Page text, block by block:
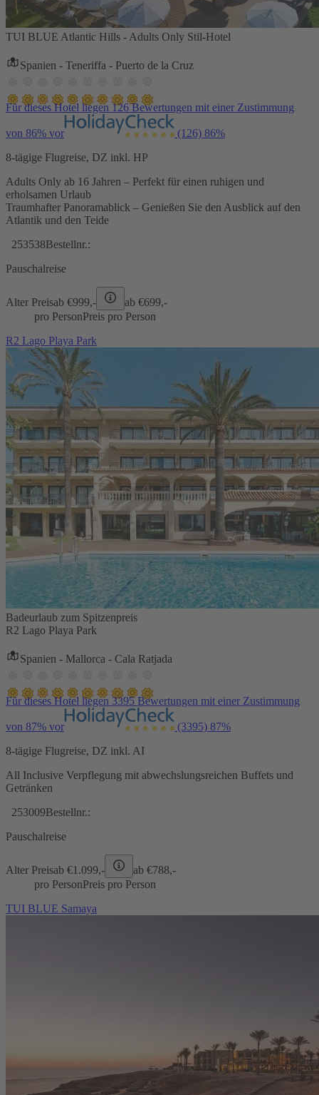
TUI BLUE Atlantic Hills - Adults Only Stil-Hotel
Spanien - Teneriffa - Puerto de la Cruz
Für dieses Hotel liegen 126 Bewertungen mit einer Zustimmung
von 86% vor (126) 86%
8-tägige Flugreise, DZ inkl. HP
Adults Only ab 16 Jahren – Perfekt für einen ruhigen und
erholsamen Urlaub
Traumhafter Panoramablick – Genießen Sie den Ausblick auf den
Atlantik und den Teide
253538Bestellnr.:
Pauschalreise
Alter Preisab €999,- ab €699,-
pro PersonPreis pro Person
R2 Lago Playa Park
Badeurlaub zum Spitzenpreis
R2 Lago Playa Park
Spanien - Mallorca - Cala Ratjada
Für dieses Hotel liegen 3395 Bewertungen mit einer Zustimmung
von 87% vor (3395) 87%
8-tägige Flugreise, DZ inkl. AI
All Inclusive Verpflegung mit abwechslungsreichen Buffets und
Getränken
253009Bestellnr.:
Pauschalreise
Alter Preisab €1.099,- ab €788,-
pro PersonPreis pro Person
TUI BLUE Samaya